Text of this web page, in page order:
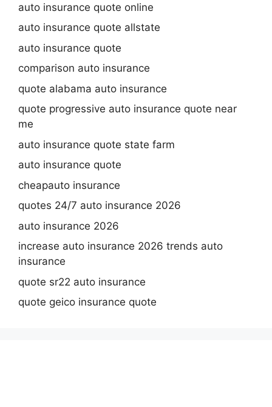
auto insurance quote online
auto insurance quote allstate
auto insurance quote
comparison auto insurance
quote alabama auto insurance
quote progressive auto insurance quote near
me
auto insurance quote state farm
auto insurance quote
cheapauto insurance
quotes 24/7 auto insurance 2026
auto insurance 2026
increase auto insurance 2026 trends auto
insurance
quote sr22 auto insurance
quote geico insurance quote